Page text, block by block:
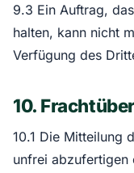
9.3 Ein Auftrag,
halten, kann nicht
Verfügung des
10.
10.1 Die Mitteilung
unfrei abzufertigen